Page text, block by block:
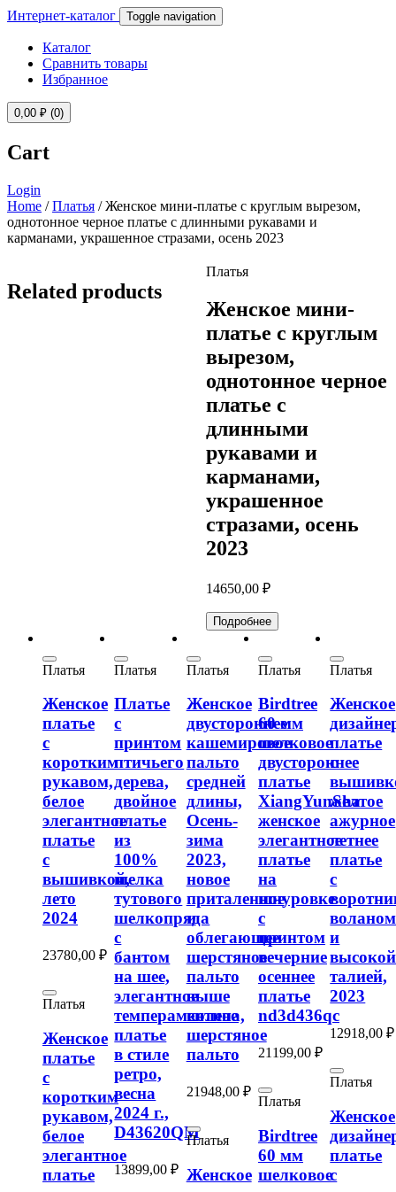
Интернет-каталог Toggle navigation
Каталог
Сравнить товары
Избранное
0,00 ₽ (0)
Cart
Login
Home /Платья / Женское мини-платье с круглым вырезом,
однотонное черное платье с длинными рукавами и
карманами, украшенное стразами, осень 2023
Платья
Женское мини-
платье с круглым
вырезом,
однотонное черное
платье с
длинными
рукавами и
карманами,
украшенное
стразами, осень
2023
14650,00 ₽
Подробнее
Related products
Платья
Женское
платье
с
коротким
рукавом,
белое
элегантное
платье
с
вышивкой,
лето
2024
23780,00 ₽
Платья
Женское
платье
с
коротким
рукавом,
белое
элегантное
платье
Платья
Платье
с
принтом
птичьего
дерева,
двойное
платье
из
100%
шелка
тутового
шелкопряда
с
бантом
на шее,
элегантное
темпераментное
платье
в стиле
ретро,
весна
2024 г.,
D43620QM
13899,00₽
Платья
Женское
двустороннее
кашемировое
пальто
средней
длины,
Осень-
зима
2023,
новое
приталенное
и
облегающее
шерстяное
пальто
выше
колена,
шерстяное
пальто
21948,00 ₽
Платья
Женское
Платья
Birdtree
60 мм
шелковое
двустороннее
платье
XiangYunSha
женское
элегантное
платье
на
шнуровке
с
принтом
вечерние
осеннее
платье
nd3d436qc
21199,00 ₽
Платья
Birdtree
60 мм
шелковое
Платья
Женское
платье
с
желтое
ажурное
летнее
платье
с
воланом
и
высокой
талией,
2023
12918,00₽
Платья
Женское
платье
с